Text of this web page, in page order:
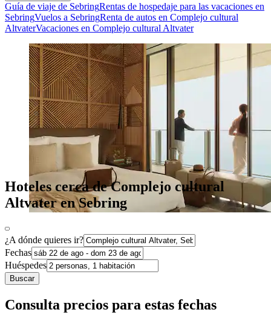
Guía de viaje de SebringRentas de hospedaje para las vacaciones en
SebringVuelos a SebringRenta de autos en Complejo cultural
AltvaterVacaciones en Complejo cultural Altvater
Hoteles cerca de Complejo cultural
Altvater en Sebring
¿A dónde quieres ir?
Fechas
Huéspedes
Buscar
Consulta precios para estas fechas